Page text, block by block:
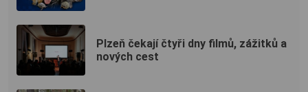
Plzeň čekají čtyři dny filmů, zážitků a
nových cest